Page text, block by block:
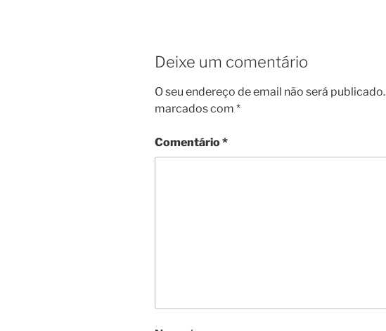
Deixe um comentário
O seu endereço de email não será publicado.
marcados com *
Comentário*